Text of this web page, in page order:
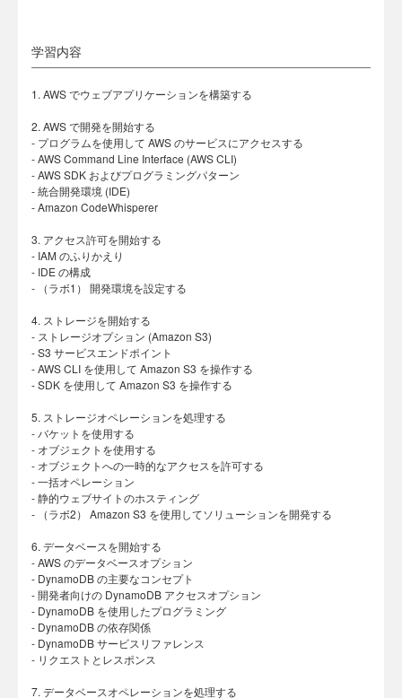
学習内容
1. AWS でウェブアプリケーションを構築する
2. AWS で開発を開始する
- プログラムを使用して AWS のサービスにアクセスする
- AWS Command Line Interface (AWS CLI)
- AWS SDK およびプログラミングパターン
- 統合開発環境 (IDE)
- Amazon CodeWhisperer
3. アクセス許可を開始する
- IAM のふりかえり
- IDE の構成
- （ラボ1） 開発環境を設定する
4. ストレージを開始する
- ストレージオプション (Amazon S3)
- S3 サービスエンドポイント
- AWS CLI を使用して Amazon S3 を操作する
- SDK を使用して Amazon S3 を操作する
5. ストレージオペレーションを処理する
- バケットを使用する
- オブジェクトを使用する
- オブジェクトへの一時的なアクセスを許可する
- 一括オペレーション
- 静的ウェブサイトのホスティング
- （ラボ2） Amazon S3 を使用してソリューションを開発する
6. データベースを開始する
- AWS のデータベースオプション
- DynamoDB の主要なコンセプト
- 開発者向けの DynamoDB アクセスオプション
- DynamoDB を使用したプログラミング
- DynamoDB の依存関係
- DynamoDB サービスリファレンス
- リクエストとレスポンス
7. データベースオペレーションを処理する